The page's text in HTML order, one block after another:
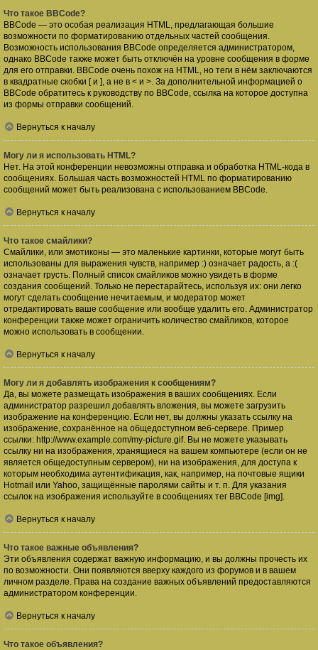
Что такое BBCode?
BBCode — это особая реализация HTML, предлагающая большие
возможности по форматированию отдельных частей сообщения.
Возможность использования BBCode определяется администратором,
однако BBCode также может быть отключён на уровне сообщения в форме
для его отправки. BBCode очень похож на HTML, но теги в нём заключаются
в квадратные скобки [ и ], а не в < и >. За дополнительной информацией о
BBCode обратитесь к руководству по BBCode, ссылка на которое доступна
из формы отправки сообщений.
Вернуться к началу
Могу ли я использовать HTML?
Нет. На этой конференции невозможны отправка и обработка HTML-кода в
сообщениях. Большая часть возможностей HTML по форматированию
сообщений может быть реализована с использованием BBCode.
Вернуться к началу
Что такое смайлики?
Смайлики, или эмотиконы — это маленькие картинки, которые могут быть
использованы для выражения чувств, например :) означает радость, а :(
означает грусть. Полный список смайликов можно увидеть в форме
создания сообщений. Только не перестарайтесь, используя их: они легко
могут сделать сообщение нечитаемым, и модератор может
отредактировать ваше сообщение или вообще удалить его. Администратор
конференции также может ограничить количество смайликов, которое
можно использовать в сообщении.
Вернуться к началу
Могу ли я добавлять изображения к сообщениям?
Да, вы можете размещать изображения в ваших сообщениях. Если
администратор разрешил добавлять вложения, вы можете загрузить
изображение на конференцию. Если нет, вы должны указать ссылку на
изображение, сохранённое на общедоступном веб-сервере. Пример
ссылки: http://www.example.com/my-picture.gif. Вы не можете указывать
ссылку ни на изображения, хранящиеся на вашем компьютере (если он не
является общедоступным сервером), ни на изображения, для доступа к
которым необходима аутентификация, как, например, на почтовые ящики
Hotmail или Yahoo, защищённые паролями сайты и т. п. Для указания
ссылок на изображения используйте в сообщениях тег BBCode [img].
Вернуться к началу
Что такое важные объявления?
Эти объявления содержат важную информацию, и вы должны прочесть их
по возможности. Они появляются вверху каждого из форумов и в вашем
личном разделе. Права на создание важных объявлений предоставляются
администратором конференции.
Вернуться к началу
Что такое объявления?